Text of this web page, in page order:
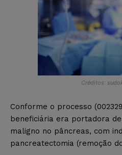
Créditos:
Conforme o processo
beneficiária era portadora
maligno no pâncreas, com
pancreatectomia (remoção